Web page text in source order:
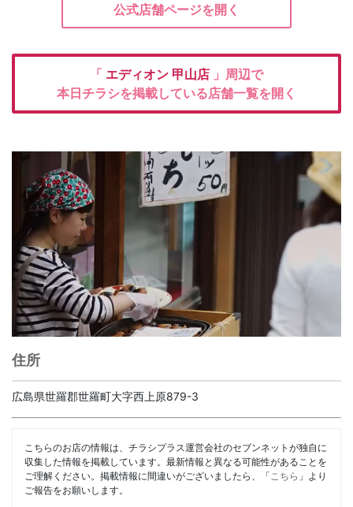
公式店舗ページを開く
「 エディオン 甲山店 」周辺で
本日チラシを掲載している店舗一覧を開く
住所
広島県世羅郡世羅町大字西上原879-3
こちらのお店の情報は、チラシプラス運営会社のセブンネットが独自に
収集した情報を掲載しています。最新情報と異なる可能性があることを
ご理解ください。掲載情報に間違いがございましたら、「 こちら 」より
ご報告をお願いします。